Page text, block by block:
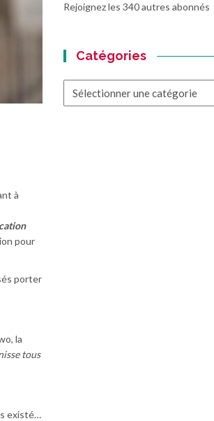
à
pour
porter
la
tous
existé…
Rejoignez les 340 autres abonnés
Catégories